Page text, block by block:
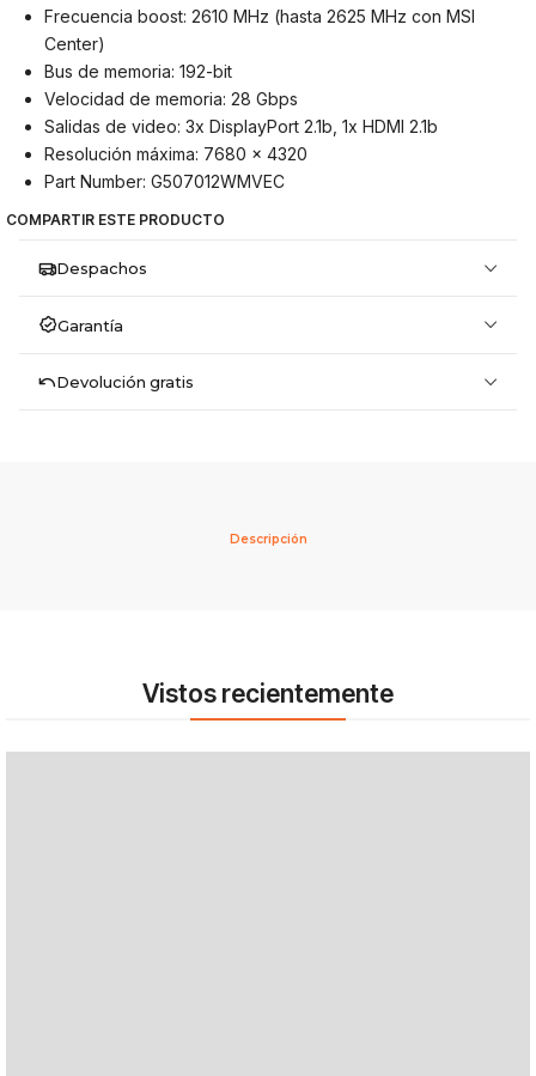
Frecuencia boost: 2610 MHz (hasta 2625 MHz con MSI
Center)
Bus de memoria: 192-bit
Velocidad de memoria: 28 Gbps
Salidas de video: 3x DisplayPort 2.1b, 1x HDMI 2.1b
Resolución máxima: 7680 x 4320
Part Number: G507012WMVEC
COMPARTIR ESTE PRODUCTO
Despachos
Garantía
Devolución gratis
Descripción
Vistos recientemente